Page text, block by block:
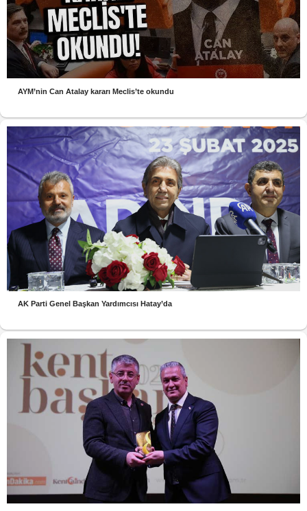
AYM’nin Can Atalay kararı Meclis’te okundu
AK Parti Genel Başkan Yardımcısı Hatay’da